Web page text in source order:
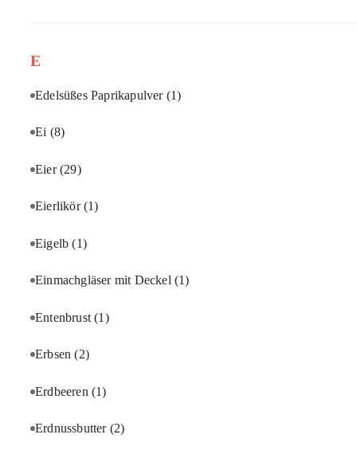
E
Edelsüßes Paprikapulver (1)
Ei (8)
Eier(29)
Eierlikör(1)
Eigelb(1)
Einmachgläser mit Deckel (1)
Entenbrust(1)
Erbsen(2)
Erdbeeren (1)
Erdnussbutter (2)